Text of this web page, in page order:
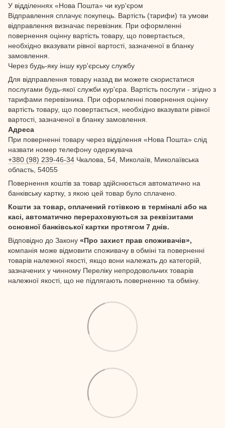
У відділеннях «Нова Пошта» чи кур'єром
Відправлення сплачує покупець. Вартість (тарифи) та умови
відправлення визначає перевізник. При оформленні
повернення оцінну вартість товару, що повертається,
необхідно вказувати рівної вартості, зазначеної в бланку
замовлення.
Через будь-яку іншу кур'єрську службу
Для відправлення товару назад ви можете скористатися
послугами будь-якої служби кур'єра. Вартість послуги - згідно з
тарифами перевізника. При оформленні повернення оцінну
вартість товару, що повертається, необхідно вказувати рівної
вартості, зазначеної в бланку замовлення.
Адреса
При поверненні товару через відділення «Нова Пошта» слід
назвати номер телефону одержувача
+380 (98) 239-46-34 Чкалова, 54, Миколаїв, Миколаївська
область, 54055
Повернення коштів за товар здійснюється автоматично на
банківську картку, з якою цей товар було сплачено.
Кошти за товар, оплачений готівкою в терміналі або на
касі, автоматично перераховуються за реквізитами
основної банківської картки протягом 7 днів.
Відповідно до Закону «Про захист прав споживачів»,
компанія може відмовити споживачу в обміні та поверненні
товарів належної якості, якщо вони належать до категорій,
зазначених у чинному Переліку непродовольчих товарів
належної якості, що не підлягають поверненню та обміну.